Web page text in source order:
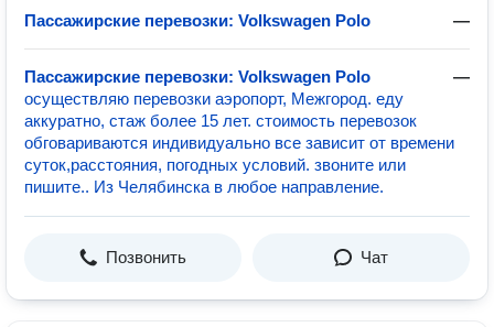
Пассажирские перевозки: Volkswagen Polo —
Пассажирские перевозки: Volkswagen Polo
—
осуществляю перевозки аэропорт, Межгород. еду
аккуратно, стаж более 15 лет. стоимость перевозок
обговариваются индивидуально все зависит от времени
суток,расстояния, погодных условий. звоните или
пишите.. Из Челябинска в любое направление.
Позвонить Чат